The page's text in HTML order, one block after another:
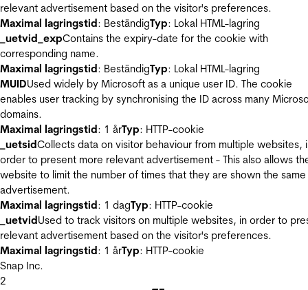
relevant advertisement based on the visitor's preferences.
Maximal lagringstid: BeständigTyp: Lokal HTML-lagring
_uetvid_expContains the expiry-date for the cookie with
corresponding name.
Maximal lagringstid: BeständigTyp: Lokal HTML-lagring
MUIDUsed widely by Microsoft as a unique user ID. The cookie
enables user tracking by synchronising the ID across many
domains.
Maximal lagringstid: 1 årTyp: HTTP-cookie
_uetsidCollects data on visitor behaviour from multiple websites,
order to present more relevant advertisement - This also allows
website to limit the number of times that they are shown the same
advertisement.
Maximal lagringstid: 1 dagTyp: HTTP-cookie
_uetvidUsed to track visitors on multiple websites, in order to
relevant advertisement based on the visitor's preferences.
Maximal lagringstid: 1 årTyp: HTTP-cookie
Snap Inc.
2